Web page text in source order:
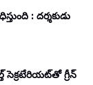
: దర్శకుడు
సెక్రటేరియట్‌తో గ్రీన్